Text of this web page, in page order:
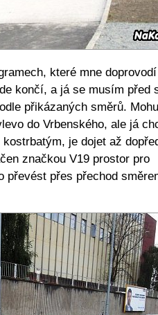
které mne doprovodí
končí, a já se musím před
přikázaných směrů.
do Vrbenského, ale já
je dojet až
značkou V19 prostor pro
převést přes přechod